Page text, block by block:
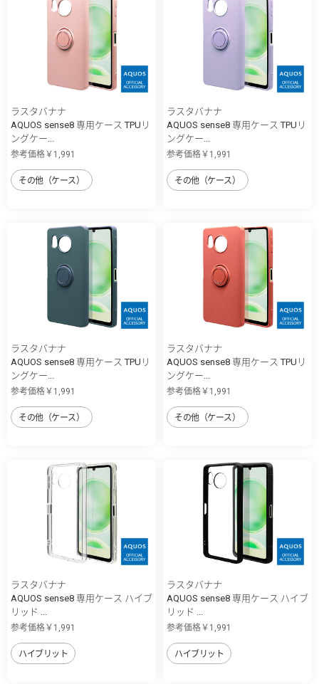
ラスタバナナ
AQUOS sense8 専用ケース TPUリ
ングケー...
参考価格￥1,991
その他（ケース）
ラスタバナナ
AQUOS sense8 専用ケース TPUリ
ングケー...
参考価格￥1,991
その他（ケース）
ラスタバナナ
AQUOS sense8 専用ケース TPUリ
ングケー...
参考価格￥1,991
その他（ケース）
ラスタバナナ
AQUOS sense8 専用ケース TPUリ
ングケー...
参考価格￥1,991
その他（ケース）
ラスタバナナ
AQUOS sense8 専用ケース ハイブ
リッド ...
参考価格￥1,991
ハイブリット
ラスタバナナ
AQUOS sense8 専用ケース ハイブ
リッド ...
参考価格￥1,991
ハイブリット